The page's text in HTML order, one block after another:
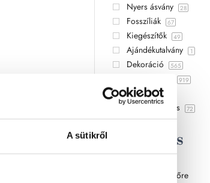
A sütikről
Nyers ásvány 28
Fosszíliák 67
Kiegészítők 49
Ajándékutalvány 1
Dekoráció 565
919
Hibás áru
Szépségápolás 72
Rendezés
Legolcsóbb előre